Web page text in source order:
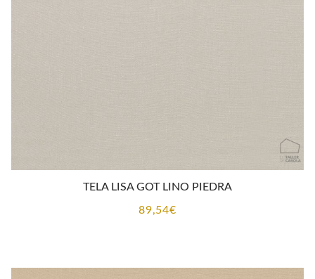
TELA LISA GOT LINO PIEDRA
89,54€